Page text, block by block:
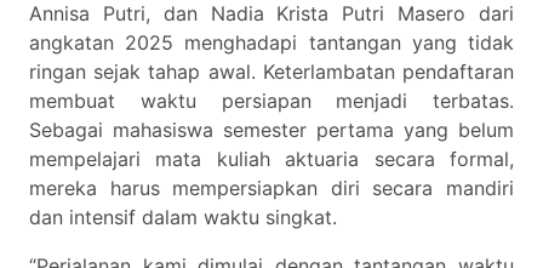
Annisa Putri, dan Nadia Krista Putri Masero dari
angkatan 2025 menghadapi tantangan yang tidak
ringan sejak tahap awal. Keterlambatan pendaftaran
membuat waktu persiapan menjadi terbatas.
Sebagai mahasiswa semester pertama yang belum
mempelajari mata kuliah aktuaria secara formal,
mereka harus mempersiapkan diri secara mandiri
dan intensif dalam waktu singkat.